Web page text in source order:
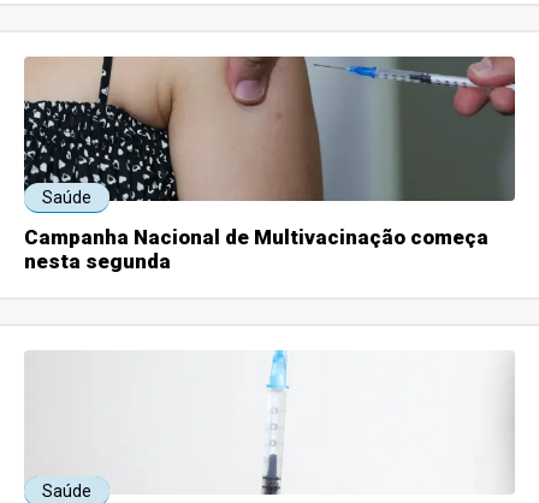
Saúde
Campanha Nacional de Multivacinação começa
nesta segunda
Saúde